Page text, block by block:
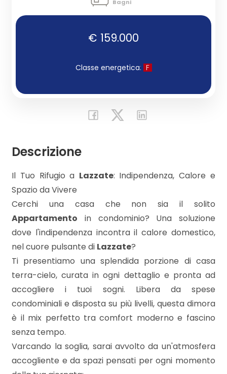
Bagni
€ 159.000
Classe energetica: F
Descrizione
Il Tuo Rifugio a Lazzate: Indipendenza, Calore e
Spazio da Vivere
Cerchi una casa che non sia il solito
Appartamento in condominio? Una soluzione
dove l'indipendenza incontra il calore domestico,
nel cuore pulsante di Lazzate?
Ti presentiamo una splendida porzione di casa
terra-cielo, curata in ogni dettaglio e pronta ad
accogliere i tuoi sogni. Libera da spese
condominiali e disposta su più livelli, questa dimora
è il mix perfetto tra comfort moderno e fascino
senza tempo.
Varcando la soglia, sarai avvolto da un'atmosfera
accogliente e da spazi pensati per ogni momento
Totale
mq
Locali
minimi
Qualsiasi